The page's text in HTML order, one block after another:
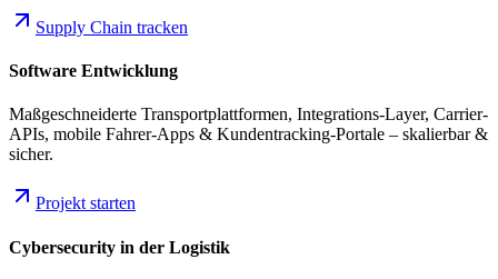
Supply Chain tracken
Software Entwicklung
Maßgeschneiderte Transportplattformen, Integrations-Layer, Carrier-
APIs, mobile Fahrer-Apps & Kundentracking-Portale – skalierbar &
sicher.
Projekt starten
Cybersecurity in der Logistik